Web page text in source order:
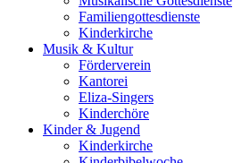
Familiengottesdienste
Kinderkirche
Musik & Kultur
Förderverein
Kantorei
Eliza-Singers
Kinderchöre
Kinder & Jugend
Kinderkirche